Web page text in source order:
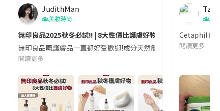
JudithMan
美妝時尚
無印良品2025秋冬必試!! | 8大性價比護膚好物
無印良品嘅護膚品一直都好受歡迎!成分天然簡單,不同膚質都啱用
閱讀更多
Tze
美
Cetaphil 的
閱讀更多